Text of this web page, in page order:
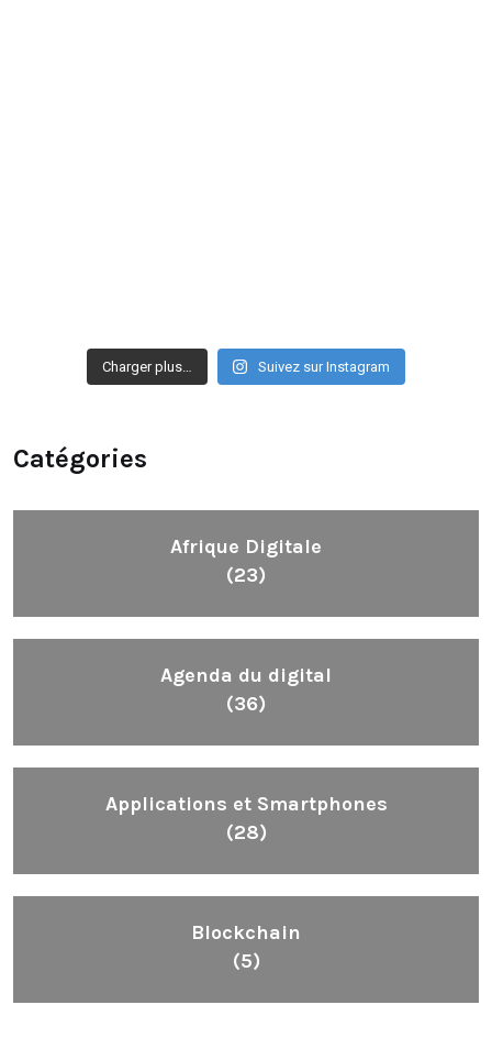
Charger plus… Suivez sur Instagram
Catégories
Afrique Digitale
(23)
Agenda du digital
(36)
Applications et Smartphones
(28)
Blockchain
(5)